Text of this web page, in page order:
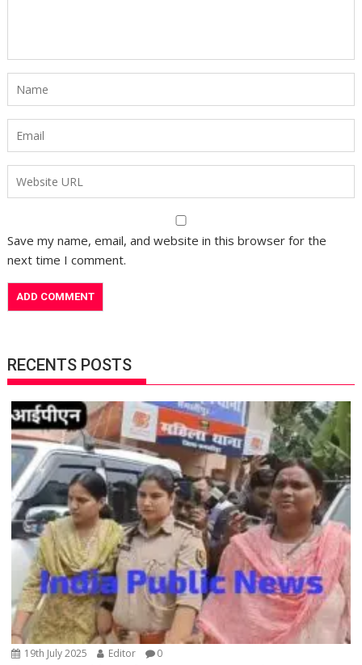
Save my name, email, and website in this browser for the
next time I comment.
RECENTS POSTS
19th July 2025 Editor 0